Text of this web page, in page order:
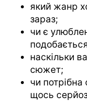
який жанр
зараз;
чи є
наскільки
сюжет;
чи потрібна
щось